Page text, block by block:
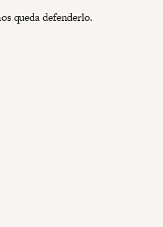
queda defenderlo.